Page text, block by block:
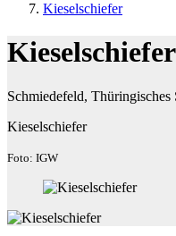
Kieselschiefer
Kieselschiefer
Schmiedefeld, Thüringisches
Kieselschiefer
Foto: IGW